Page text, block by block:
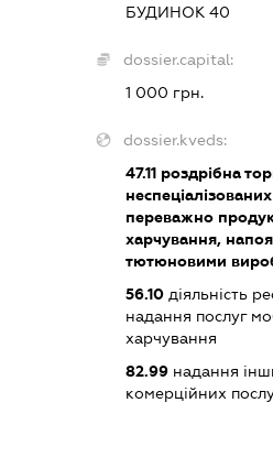
БУДИНОК 40
dossier.capital:
1 000 грн.
dossier.kveds:
47.11роздрібна
переважно
харчування,
тютюновими
56.10діяльність
надання послуг
харчування
82.99надання
комерційних